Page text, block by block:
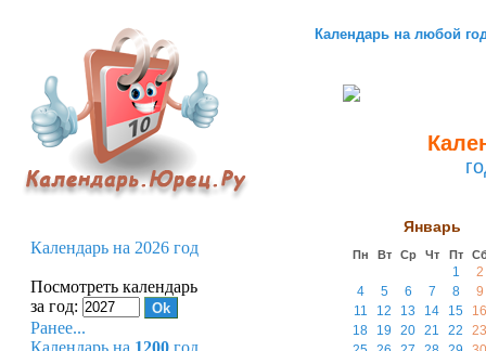
Календарь на любой
Январь
Пн Вт Ср Чт Пт
1
2
4
5 6 7 8
9
11
12 13 14 15
16
18
19 20 21 22
23
Календарь на 2026 год
Посмотреть календарь
за год:
Ранее...
Календарь на 1200 год